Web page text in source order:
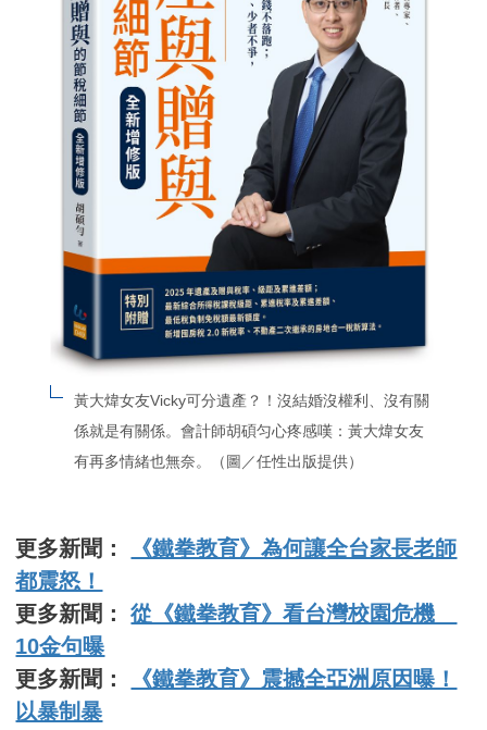
黃大煒女友Vicky可分遺產？！沒結婚沒權利、沒有關
係就是有關係。會計師胡碩匀心疼感嘆：黃大煒女友
有再多情緒也無奈。（圖／任性出版提供）
更多新聞：
《鐵拳教育》為何讓全台家長老師
都震怒！
更多新聞：從《鐵拳教育》看台灣校園危機
10金句曝
更多新聞：
《鐵拳教育》震撼全亞洲原因曝！
以暴制暴